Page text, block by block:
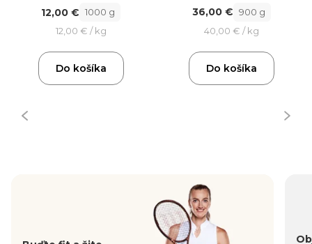
12,00 € 1000 g
12,00 € / kg
Do košíka
36,00 € 900 g
40,00 € / kg
Do košíka